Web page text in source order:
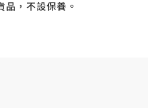
品，不設保養。